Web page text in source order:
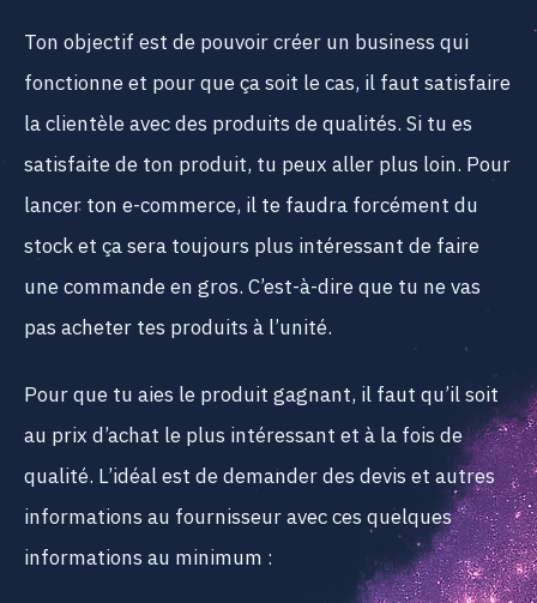
Ton objectif est de pouvoir créer un business qui
fonctionne et pour que ça soit le cas, il faut satisfaire
la clientèle avec des produits de qualités. Si tu es
satisfaite de ton produit, tu peux aller plus loin. Pour
lancer ton e-commerce, il te faudra forcément du
stock et ça sera toujours plus intéressant de faire
une commande en gros. C’est-à-dire que tu ne vas
pas acheter tes produits à l’unité.
Pour que tu aies le produit gagnant, il faut qu’il soit
au prix d’achat le plus intéressant et à la fois de
qualité. L’idéal est de demander des devis et autres
informations au fournisseur avec ces quelques
informations au minimum :